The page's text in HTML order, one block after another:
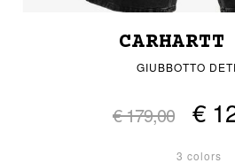
GIUBBOTTO
€ 179,00 €
3 colors